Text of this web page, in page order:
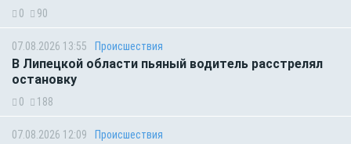
0 90
07.08.2026 13:55 Происшествия
В Липецкой области пьяный водитель расстрелял
остановку
0 188
07.08.2026 12:09 Происшествия